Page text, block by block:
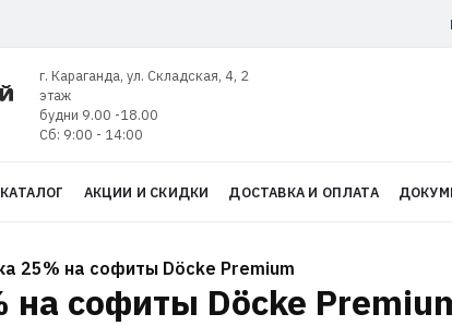
г. Караганда, ул. Складская, 4, 2
этаж
будни 9.00 -18.00
Сб: 9:00 - 14:00
КАТАЛОГ АКЦИИ И СКИДКИ ДОСТАВКА И ОПЛАТА
25% на софиты Döcke Premium
на софиты Döcke